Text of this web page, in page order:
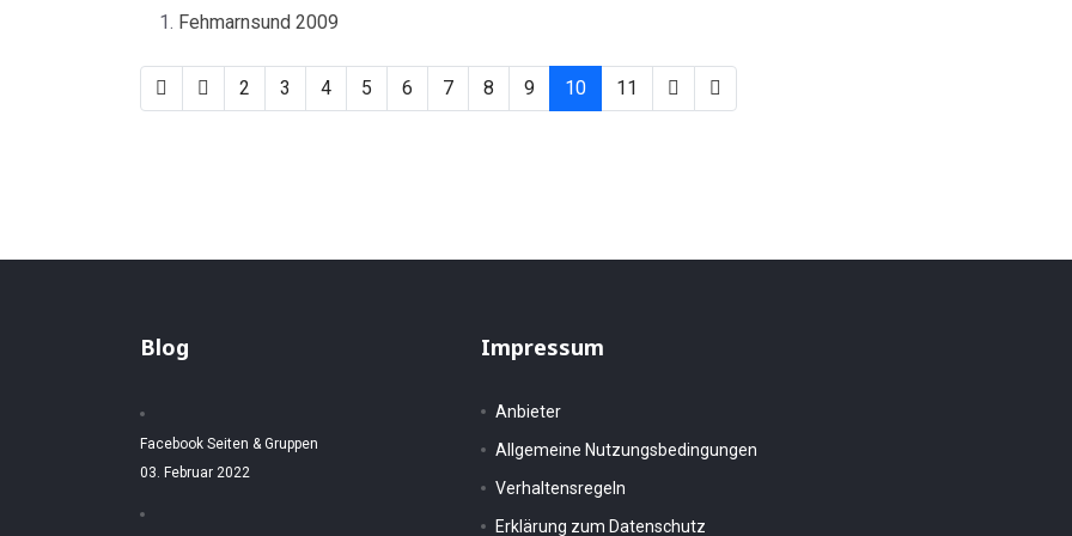
Fehmarnsund 2009
2 3 4 5 6 7 8 9 10 11
Blog
Facebook Seiten & Gruppen
03. Februar 2022
Impressum
Anbieter
Allgemeine Nutzungsbedingungen
Verhaltensregeln
Erklärung zum Datenschutz